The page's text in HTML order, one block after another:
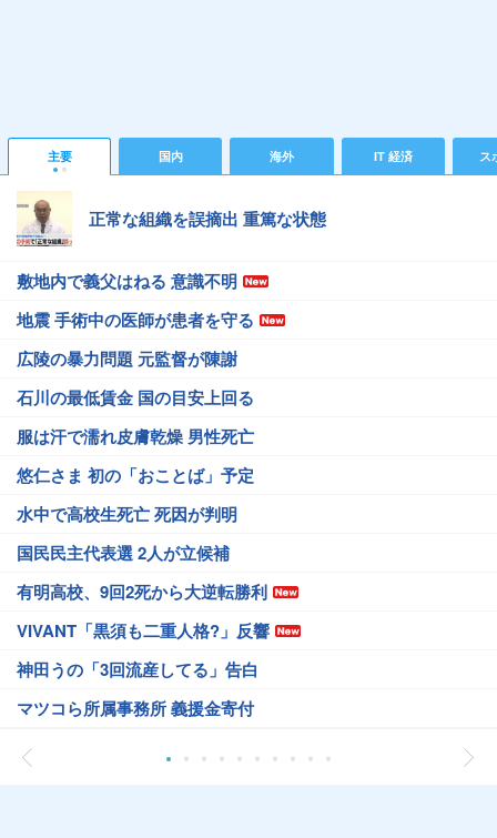
主要 国内 海外 IT 経済 ス
正常な組織を誤摘出 重篤な状態
敷地内で義父はねる 意識不明
地震 手術中の医師が患者を守る
広陵の暴力問題 元監督が陳謝
石川の最低賃金 国の目安上回る
服は汗で濡れ皮膚乾燥 男性死亡
悠仁さま 初の「おことば」予定
水中で高校生死亡 死因が判明
国民民主代表選 2人が立候補
有明高校、9回2死から大逆転勝利
VIVANT「黒須も二重人格?」反響
神田うの「3回流産してる」告白
マツコら所属事務所 義援金寄付